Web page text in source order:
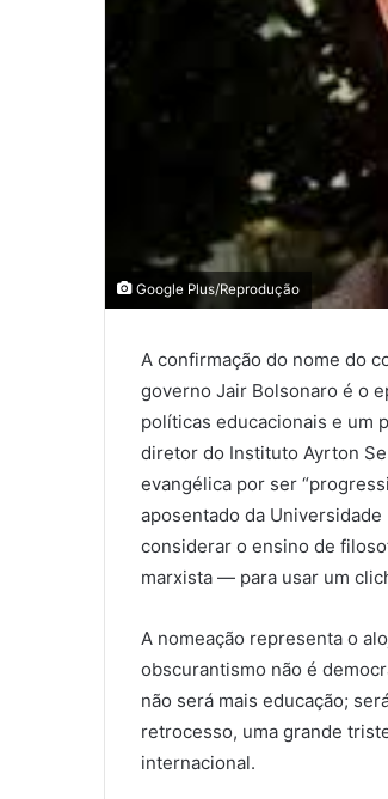
Google Plus/Reprodução
A confirmação do nome do
governo Jair Bolsonaro é o
políticas educacionais e um
diretor do Instituto Ayrton
evangélica por ser
aposentado da Universidade
considerar o ensino de
marxista — para usar um
A nomeação representa o
obscurantismo não é
não será mais educação;
retrocesso, uma grande
internacional.